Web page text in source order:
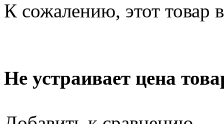
К сожалению, этот товар
Не устраивает цена